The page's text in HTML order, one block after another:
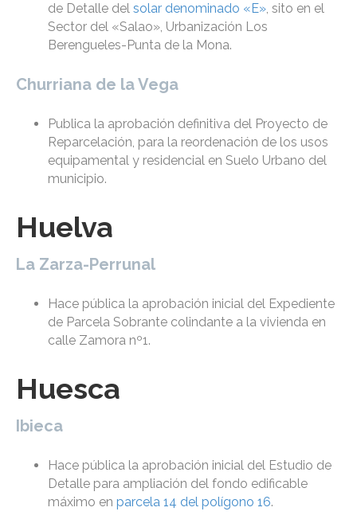
de Detalle del solar denominado «E», sito en el
Sector del «Salao», Urbanización Los
Berengueles-Punta de la Mona.
Churriana de la Vega
Publica la aprobación definitiva del Proyecto de
Reparcelación, para la reordenación de los usos
equipamental y residencial en Suelo Urbano del
municipio.
Huelva
La Zarza-Perrunal
Hace pública la aprobación inicial del Expediente
de Parcela Sobrante colindante a la vivienda en
calle Zamora nº1.
Huesca
Ibieca
Hace pública la aprobación inicial del Estudio de
Detalle para ampliación del fondo edificable
máximo en parcela 14 del polígono 16.